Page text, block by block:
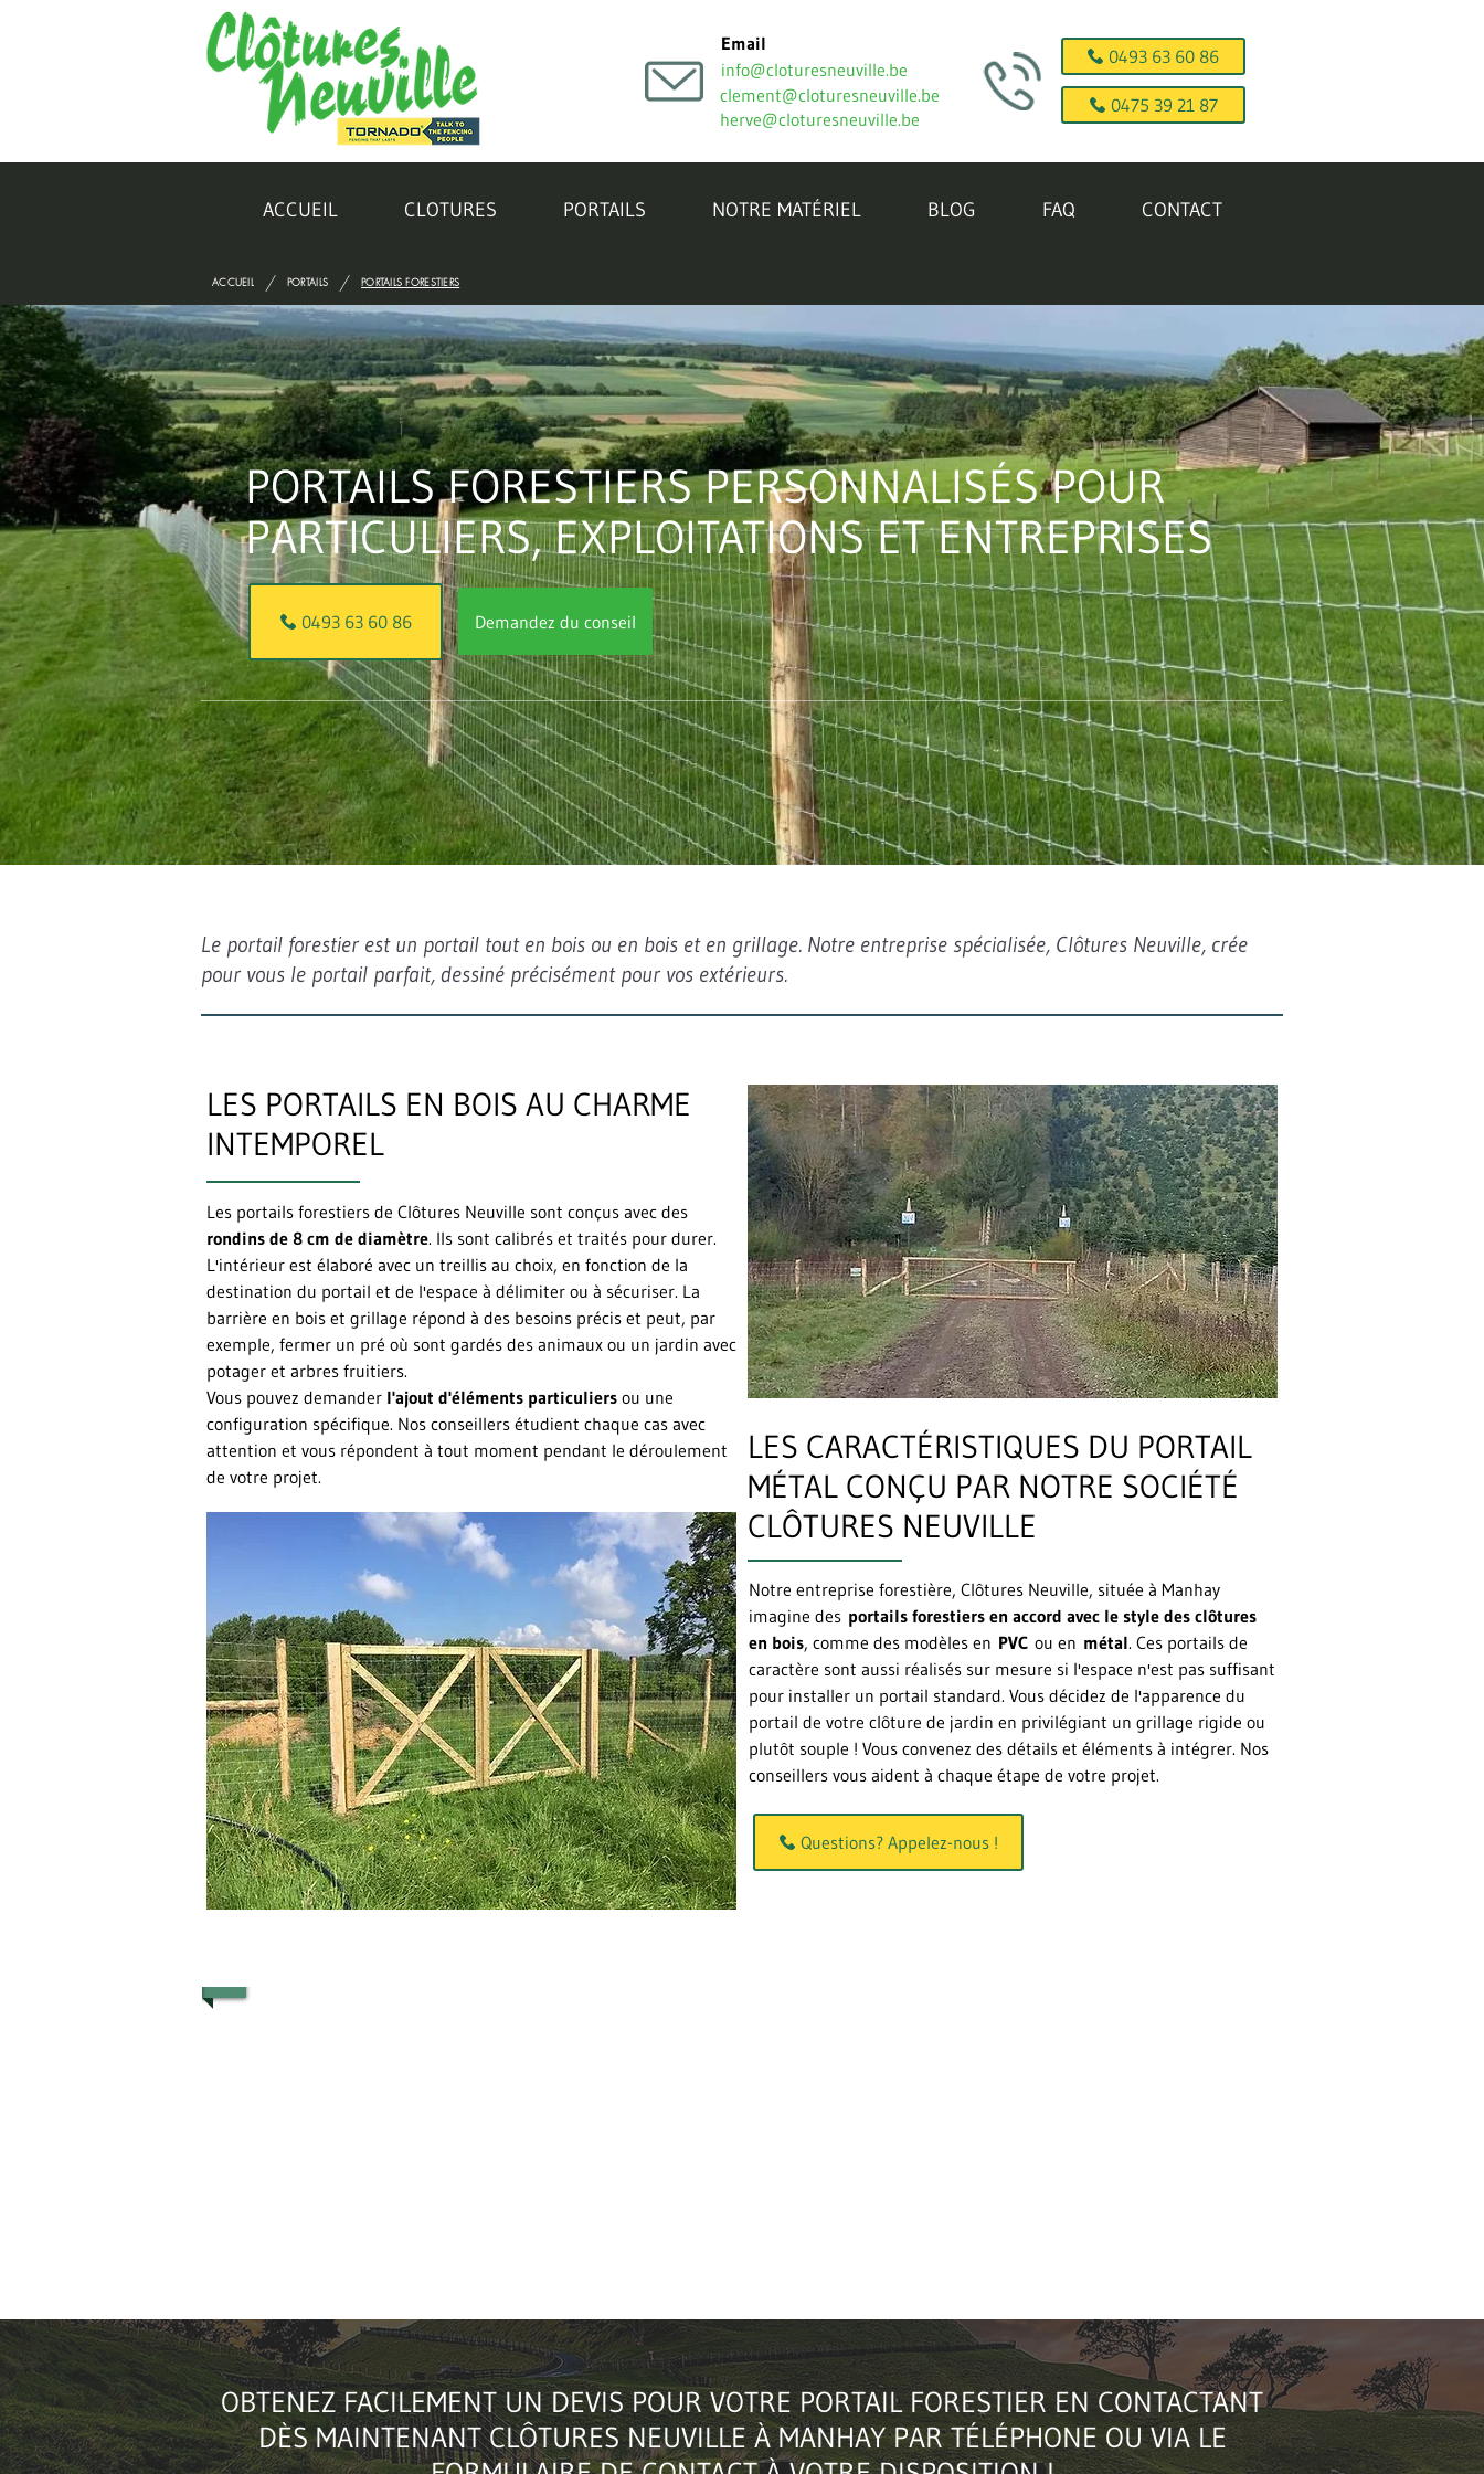
Email
info@cloturesneuville.be
clement@cloturesneuville.be
herve@cloturesneuville.be
0493 63 60 86
0475 39 21 87
ACCUEIL CLOTURES PORTAILS NOTRE MATÉRIEL BLOG FAQ CONTACT
ACCUEIL / PORTAILS / PORTAILS FORESTIERS
PORTAILS FORESTIERS PERSONNALISÉS POUR
PARTICULIERS, EXPLOITATIONS ET ENTREPRISES
0493 63 60 86 Demandez du conseil
Le portail forestier est un portail tout en bois ou en bois et en grillage. Notre entreprise spécialisée, Clôtures Neuville, crée
pour vous le portail parfait, dessiné précisément pour vos extérieurs.
LES PORTAILS EN BOIS AU CHARME
INTEMPOREL
Les portails forestiers de Clôtures Neuville sont conçus avec des
rondins de 8 cm de diamètre. Ils sont calibrés et traités pour durer.
L'intérieur est élaboré avec un treillis au choix, en fonction de la
destination du portail et de l'espace à délimiter ou à sécuriser. La
barrière en bois et grillage répond à des besoins précis et peut, par
exemple, fermer un pré où sont gardés des animaux ou un jardin avec
potager et arbres fruitiers.
Vous pouvez demander l'ajout d'éléments particuliers ou une
configuration spécifique. Nos conseillers étudient chaque cas avec
attention et vous répondent à tout moment pendant le déroulement
de votre projet.
LES CARACTÉRISTIQUES DU PORTAIL
MÉTAL CONÇU PAR NOTRE SOCIÉTÉ
CLÔTURES NEUVILLE
Notre entreprise forestière, Clôtures Neuville, située à Manhay
imagine des portails forestiers en accord avec le style des clôtures
en bois, comme des modèles en PVC ou en métal. Ces portails de
caractère sont aussi réalisés sur mesure si l'espace n'est pas suffisant
pour installer un portail standard. Vous décidez de l'apparence du
portail de votre clôture de jardin en privilégiant un grillage rigide ou
plutôt souple ! Vous convenez des détails et éléments à intégrer. Nos
conseillers vous aident à chaque étape de votre projet.
Questions? Appelez-nous !
OBTENEZ FACILEMENT UN DEVIS POUR VOTRE PORTAIL FORESTIER EN CONTACTANT
DÈS MAINTENANT CLÔTURES NEUVILLE À MANHAY PAR TÉLÉPHONE OU VIA LE